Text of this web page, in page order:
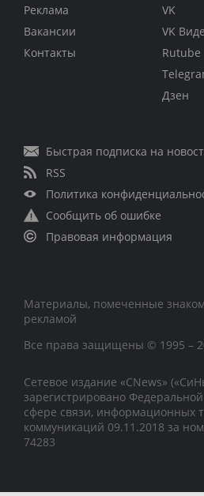
Реклама
Вакансии
Контакты
VK
VK
Rutube
Дзен
Быстрая подписка на
RSS
Политика
Сообщить об ошибке
Правовая информация
Материалы, помеченные
рекламой
Все права защищены © 1995 –
Сетевое издание «CNews»
зарегистрировано
сфере связи, информационных
коммуникаций 09.11.2018 за
74283